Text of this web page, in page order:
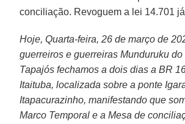
conciliação. Revoguem a lei 14.701
Hoje, Quarta-feira, 26 de março de
guerreiros e guerreiras Munduruku
Tapajós fechamos a dois dias a BR
Itaituba, localizada sobre a ponte
Itapacurazinho, manifestando que
Marco Temporal e a Mesa de